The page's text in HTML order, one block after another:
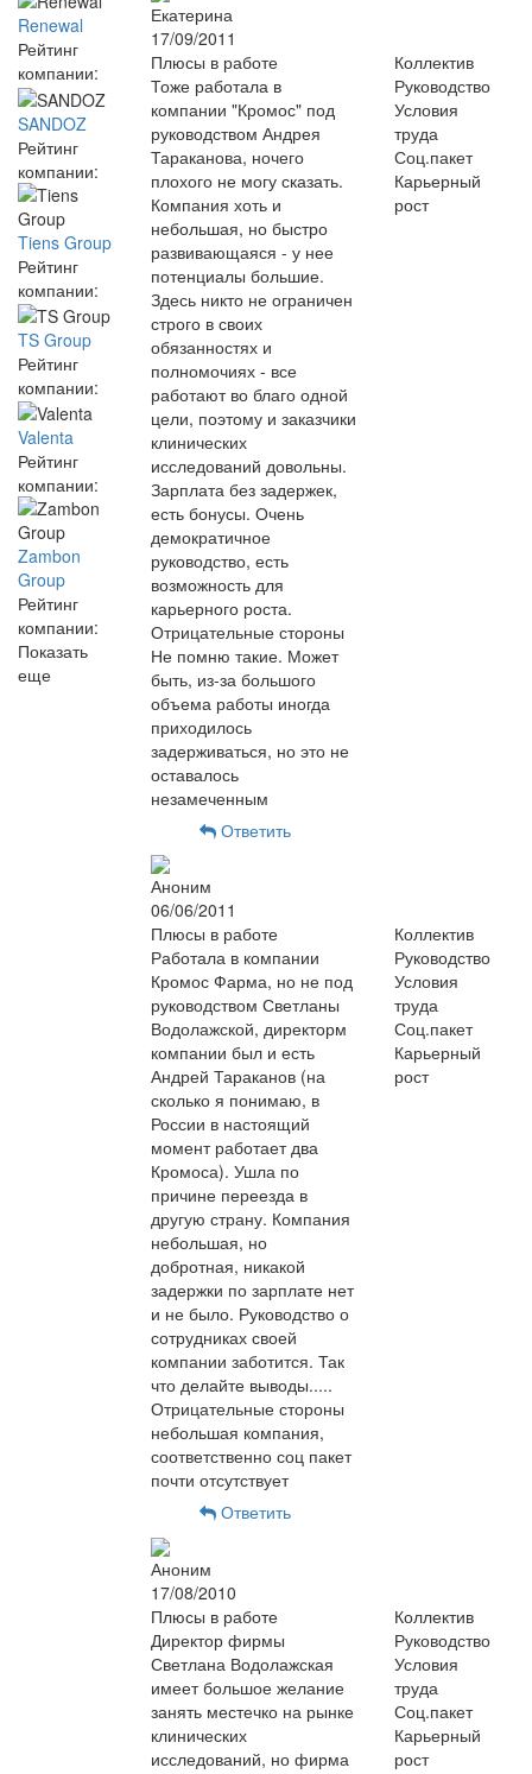
Renewal
Рейтинг
компании:
SANDOZ
Рейтинг
компании:
Tiens Group
Рейтинг
компании:
TS Group
Рейтинг
компании:
Valenta
Рейтинг
компании:
Zambon
Group
Рейтинг
компании:
Показать
еще
Екатерина
17/09/2011
Плюсы в работе
Тоже работала в
компании "Кромос" под
руководством Андрея
Тараканова, ночего
плохого не могу сказать.
Компания хоть и
небольшая, но быстро
развивающаяся - у нее
потенциалы большие.
Здесь никто не ограничен
строго в своих
обязанностях и
полномочиях - все
работают во благо одной
цели, поэтому и заказчики
клинических
исследований довольны.
Зарплата без задержек,
есть бонусы. Очень
демократичное
руководство, есть
возможность для
карьерного роста.
Отрицательные стороны
Не помню такие. Может
быть, из-за большого
объема работы иногда
приходилось
задерживаться, но это не
оставалось
незамеченным
Коллектив
Руководство
Условия
труда
Соц.пакет
Карьерный
рост
Ответить
Аноним
06/06/2011
Плюсы в работе
Работала в компании
Кромос Фарма, но не под
руководством Светланы
Водолажской, директорм
компании был и есть
Андрей Тараканов (на
сколько я понимаю, в
России в настоящий
момент работает два
Кромоса). Ушла по
причине переезда в
другую страну. Компания
небольшая, но
добротная, никакой
задержки по зарплате нет
и не было. Руководство о
сотрудниках своей
компании заботится. Так
что делайте выводы.....
Отрицательные стороны
небольшая компания,
соответственно соц пакет
почти отсутствует
Коллектив
Руководство
Условия
труда
Соц.пакет
Карьерный
рост
Ответить
Аноним
17/08/2010
Плюсы в работе
Директор фирмы
Светлана Водолажская
имеет большое желание
занять местечко на рынке
клинических
исследований, но фирма
Коллектив
Руководство
Условия
труда
Соц.пакет
Карьерный
рост